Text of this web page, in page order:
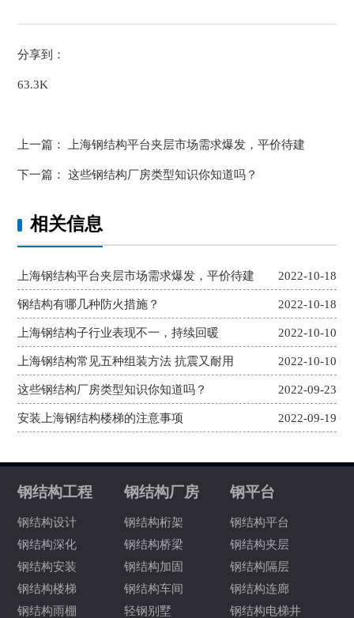
分享到：
63.3K
上一篇： 上海钢结构平台夹层市场需求爆发，平价待建
下一篇： 这些钢结构厂房类型知识你知道吗？
相关信息
2022-10-18
上海钢结构平台夹层市场需求爆发，平价待建
2022-10-18
钢结构有哪几种防火措施？
2022-10-10
上海钢结构子行业表现不一，持续回暖
2022-10-10
上海钢结构常见五种组装方法 抗震又耐用
2022-09-23
这些钢结构厂房类型知识你知道吗？
2022-09-19
安装上海钢结构楼梯的注意事项
钢结构工程
钢结构设计
钢结构深化
钢结构安装
钢结构楼梯
钢结构雨棚
钢结构厂房
钢结构桁架
钢结构桥梁
钢结构加固
钢结构车间
轻钢别墅
钢平台
钢结构平台
钢结构夹层
钢结构隔层
钢结构连廊
钢结构电梯井